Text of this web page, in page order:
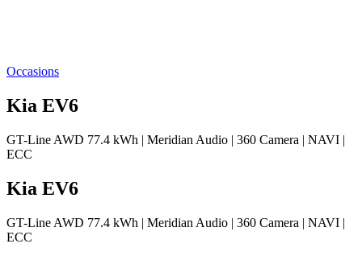
Occasions
Kia EV6
GT-Line AWD 77.4 kWh | Meridian Audio | 360 Camera | NAVI |
ECC
Kia EV6
GT-Line AWD 77.4 kWh | Meridian Audio | 360 Camera | NAVI |
ECC